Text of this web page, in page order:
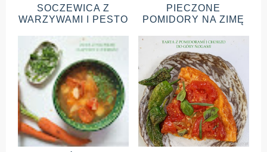
SOCZEWICA Z
WARZYWAMI I PESTO
PIECZONE
POMIDORY NA ZIMĘ